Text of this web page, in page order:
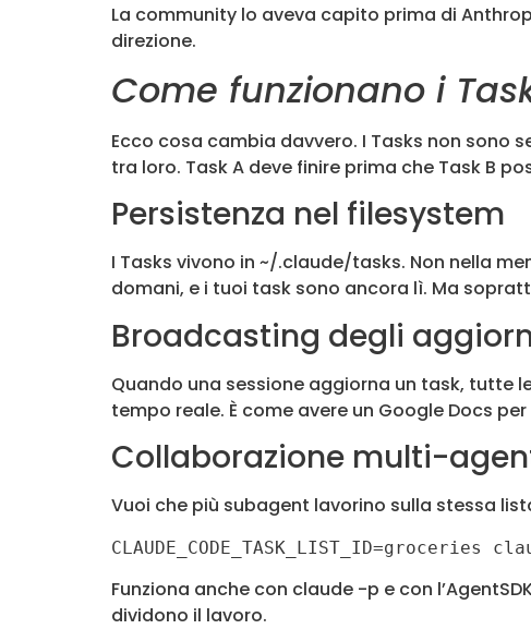
La community lo aveva capito prima di
direzione.
Come funzionano i
Ecco cosa cambia davvero. I Tasks non sono
tra loro. Task A deve finire prima che Task B
Persistenza nel filesystem
I Tasks vivono in ~/.claude/tasks. Non nella
domani, e i tuoi task sono ancora lì. Ma
Broadcasting degli
Quando una sessione aggiorna un task, tutte
tempo reale. È come avere un Google Docs
Collaborazione multi-
Vuoi che più subagent lavorino sulla stessa
CLAUDE_CODE_TASK_LIST_ID=groceries
Funziona anche con claude -p e con
dividono il lavoro.